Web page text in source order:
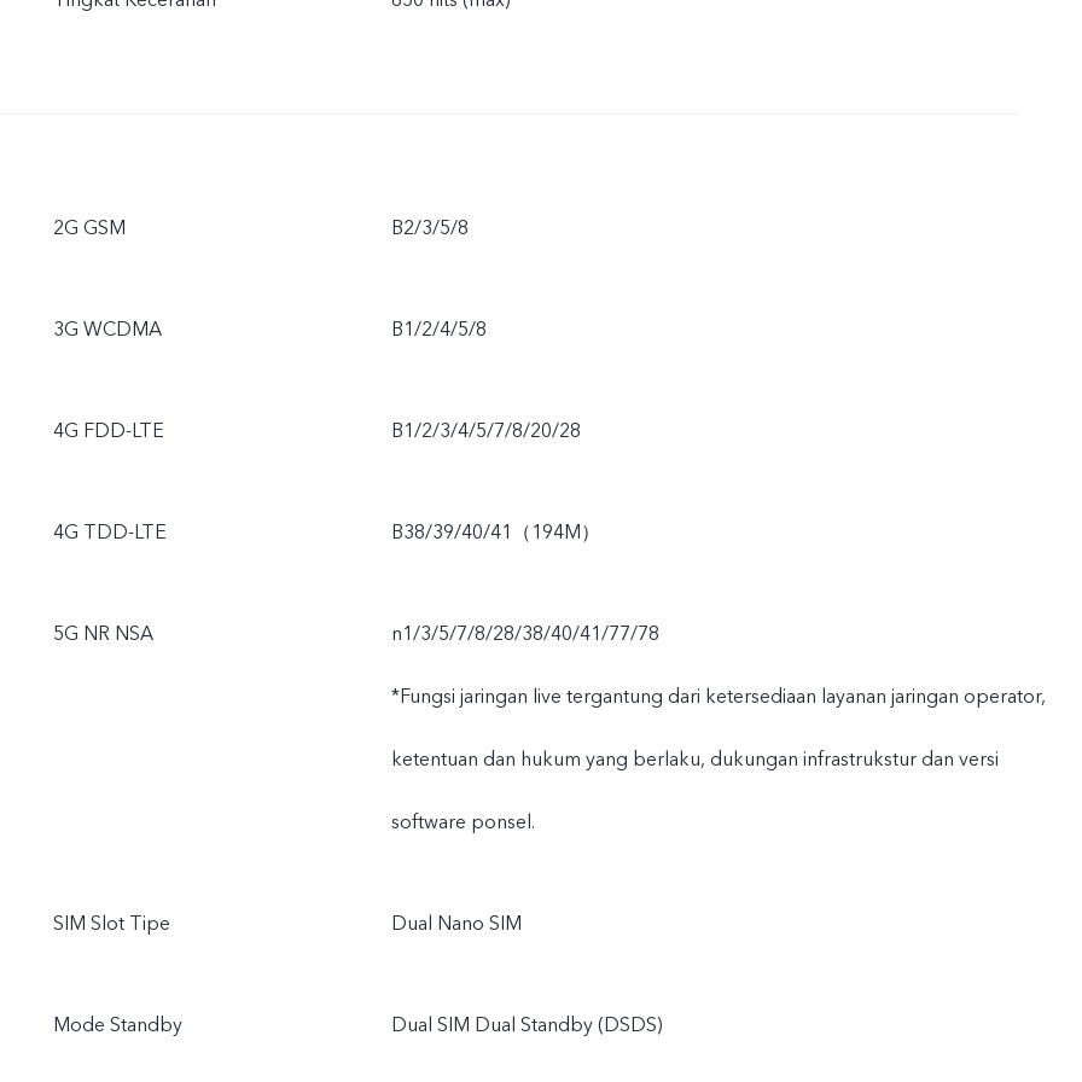
2G GSM B2/3/5/8
3G WCDMA B1/2/4/5/8
4G FDD-LTE B1/2/3/4/5/7/8/20/28
4G TDD-LTE B38/39/40/41（194M）
5G NR NSA n1/3/5/7/8/28/38/40/41/77/78
*Fungsi jaringan live tergantung dari ketersediaan layanan jaringan operator,
ketentuan dan hukum yang berlaku, dukungan infrastrukstur dan versi
software ponsel.
SIM Slot Tipe Dual Nano SIM
Mode Standby Dual SIM Dual Standby (DSDS)